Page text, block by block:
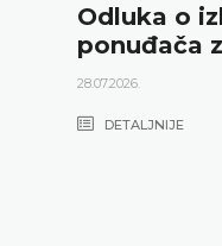
Odluka o
ponuđača
28.07.2026.
DETALJNIJE